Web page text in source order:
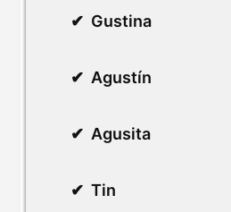
Gustina
Agustín
Agusita
Tin